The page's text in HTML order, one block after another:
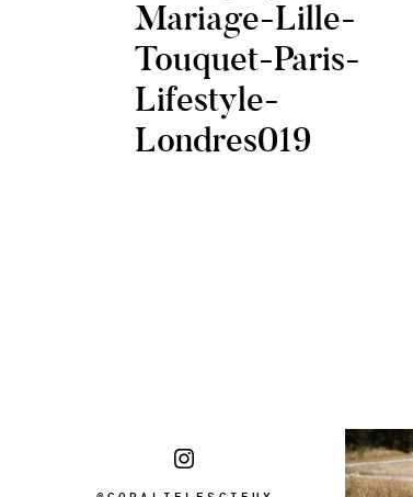
Mariage-Lille-
Touquet-Paris-
Lifestyle-
Londres019